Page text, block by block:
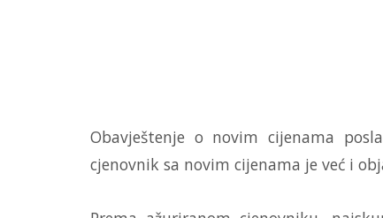
Obavještenje o novim cijenama
cjenovnik sa novim cijenama je već i